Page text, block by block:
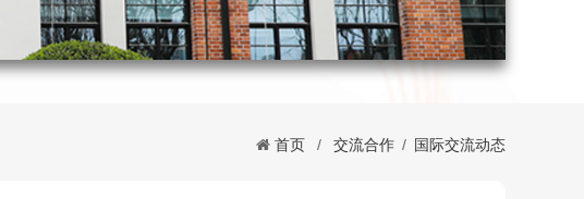
首页 / 交流合作 / 国际交流动态